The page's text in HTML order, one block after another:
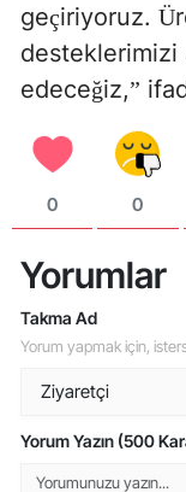
geçiriyoruz. Ü
desteklerimizi
edeceğiz,”
0 0
Yorumlar
Takma Ad
Yorum yapmak için,
Yorum Yazın (500